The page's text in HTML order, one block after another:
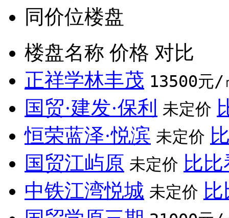
同价位楼盘
楼盘名称 价格 对比
正祥学林丰茂 13500元/
国贸·建发·保利 未定价
恒荣蓝泽·悦滨 未定价
国贸江屿原 未定价 比比
中铁江湾悦城 未定价 比